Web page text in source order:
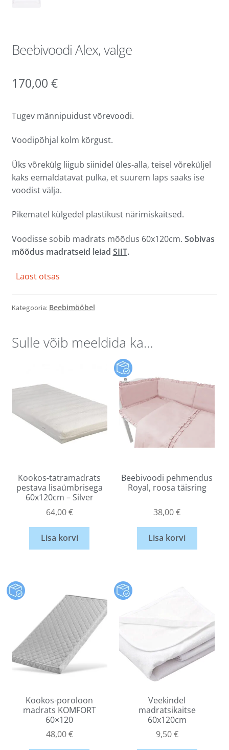
Beebivoodi Alex, valge
170,00 €
Tugev männipuidust võrevoodi.
Voodipõhjal kolm kõrgust.
Üks võrekülg liigub siinidel üles-alla, teisel võreküljel
kaks eemaldatavat pulka, et suurem laps saaks ise
voodist välja.
Pikematel külgedel plastikust närimiskaitsed.
Voodisse sobib madrats mõõdus 60x120cm. Sobivas
mõõdus madratseid leiad SIIT.
Laost otsas
Kategooria: Beebimööbel
Sulle võib meeldida ka…
Kookos-tatramadrats
pestava lisaümbrisega
60x120cm – Silver
64,00€
Lisa korvi
Beebivoodi pehmendus
Royal, roosa täisring
38,00€
Lisa korvi
Kookos-poroloon
madrats KOMFORT
60×120
48,00€
Veekindel
madratsikaitse
60x120cm
9,50€